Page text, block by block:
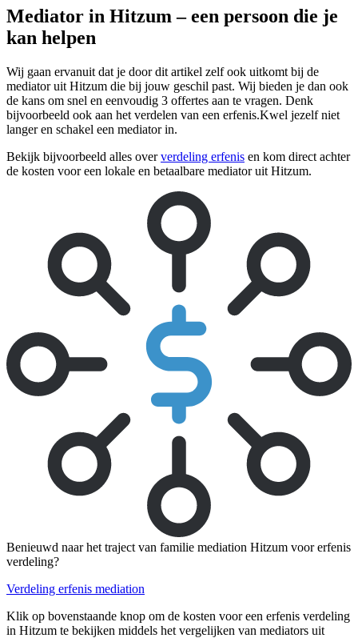
Mediator in Hitzum – een persoon die je
kan helpen
Wij gaan ervanuit dat je door dit artikel zelf ook uitkomt bij de
mediator uit Hitzum die bij jouw geschil past. Wij bieden je dan ook
de kans om snel en eenvoudig 3 offertes aan te vragen. Denk
bijvoorbeeld ook aan het verdelen van een erfenis.Kwel jezelf niet
langer en schakel een mediator in.
Bekijk bijvoorbeeld alles oververdeling erfenis en kom direct achter
de kosten voor een lokale en betaalbare mediator uit Hitzum.
Benieuwd naar het traject van familie mediation Hitzum voor erfenis
verdeling?
Verdeling erfenis mediation
Klik op bovenstaande knop om de kosten voor een erfenis verdeling
in Hitzum te bekijken middels het vergelijken van mediators uit